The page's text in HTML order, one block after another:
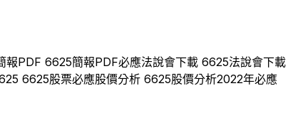
報PDF 6625簡報PDF必應法說會下載 6625法說會下載
6625股票必應股價分析 6625股價分析2022年必應